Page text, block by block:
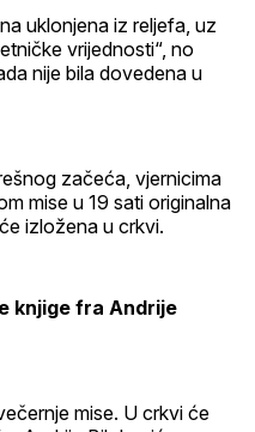
uklonjena iz reljefa, uz
vrijednosti“, no
nije bila dovedena u
začeća, vjernicima
mise u 19 sati originalna
izložena u crkvi.
knjige fra Andrije
mise. U crkvi će